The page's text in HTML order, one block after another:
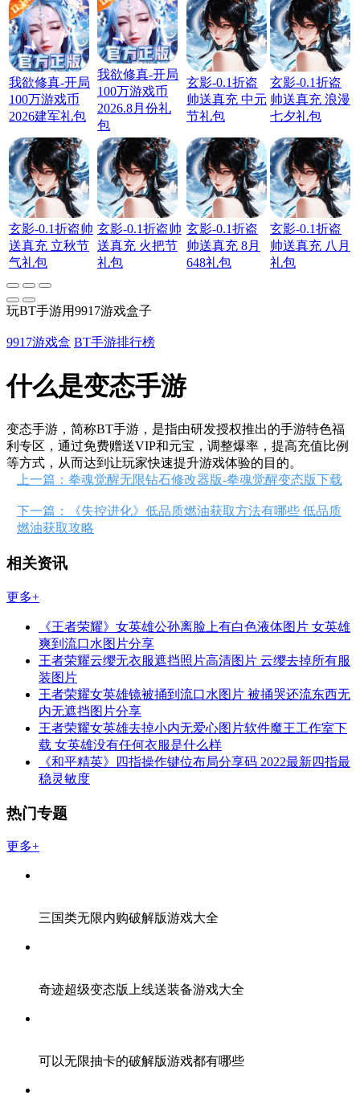
我欲修真-开局
100万游戏币
2026建军礼包
我欲修真-开局
100万游戏币
2026.8月份礼
包
玄影-0.1折盗
帅送真充 中元
节礼包
玄影-0.1折盗
帅送真充 浪漫
七夕礼包
玄影-0.1折盗帅
送真充 立秋节
气礼包
玄影-0.1折盗帅
送真充 火把节
礼包
玄影-0.1折盗
帅送真充 8月
648礼包
玄影-0.1折盗
帅送真充 八月
礼包
玩BT手游用9917游戏盒子
9917游戏盒 BT手游排行榜
什么是变态手游
变态手游，简称BT手游，是指由研发授权推出的手游特色福
利专区，通过免费赠送VIP和元宝，调整爆率，提高充值比例
等方式，从而达到让玩家快速提升游戏体验的目的。
上一篇：拳魂觉醒无限钻石修改器版-拳魂觉醒变态版下载
下一篇：《失控进化》低品质燃油获取方法有哪些 低品质
燃油获取攻略
相关资讯
更多+
《王者荣耀》女英雄公孙离脸上有白色液体图片 女英雄
爽到流口水图片分享
王者荣耀云缨无衣服遮挡照片高清图片 云缨去掉所有服
装图片
王者荣耀女英雄镜被捅到流口水图片 被捅哭还流东西无
内无遮挡图片分享
王者荣耀女英雄去掉小内无爱心图片软件魔王工作室下
载 女英雄没有任何衣服是什么样
《和平精英》四指操作键位布局分享码 2022最新四指最
稳灵敏度
热门专题
更多+
三国类无限内购破解版游戏大全
奇迹超级变态版上线送装备游戏大全
可以无限抽卡的破解版游戏都有哪些